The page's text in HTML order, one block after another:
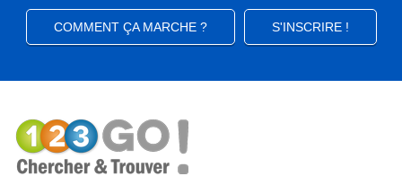
COMMENT ÇA MARCHE ? S'INSCRIRE !